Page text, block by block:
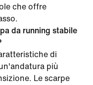
che offre
da running stabile
di
più
Le scarpe